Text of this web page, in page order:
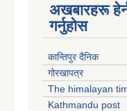
अखबारहरू
गर्नुहोस
कान्तिपुर दैनिक
गोरखापत्र
The himalayan
Kathmandu post